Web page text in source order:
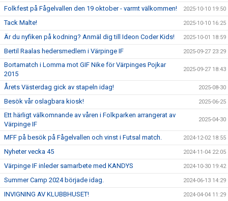
Folkfest på Fågelvallen den 19 oktober - varmt välkommen! 2025-10-10 19:50
Tack Malte! 2025-10-10 16:25
Är du nyfiken på kodning? Anmäl dig till Ideon Coder Kids! 2025-10-01 18:59
Bertil Raalas hedersmedlem i Värpinge IF 2025-09-27 23:29
Bortamatch i Lomma mot GIF Nike för Värpinges Pojkar
2015
2025-09-27 18:43
Årets Västerdag gick av stapeln idag! 2025-08-30
Besök vår oslagbara kiosk! 2025-06-25
Ett härligt välkomnande av våren i Folkparken arrangerat av
Värpinge IF
2025-04-30
MFF på besök på Fågelvallen och vinst i Futsal match. 2024-12-02 18:55
Nyheter vecka 45 2024-11-04 22:05
Värpinge IF inleder samarbete med KANDYS 2024-10-30 19:42
Summer Camp 2024 började idag. 2024-06-13 14:29
INVIGNING AV KLUBBHUSET! 2024-04-04 11:29